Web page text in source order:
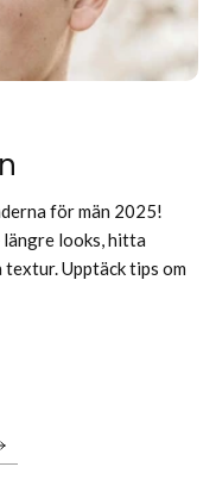
för män 2025!
looks, hitta
Upptäck tips om